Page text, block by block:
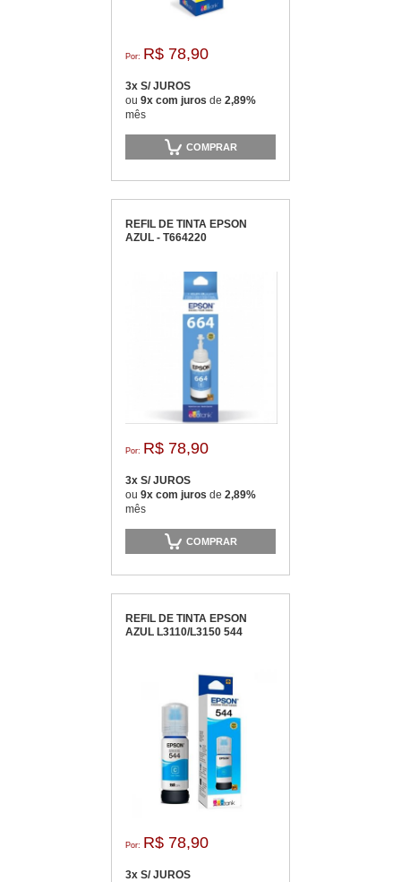
Por: R$ 78,90
3x S/ JUROS
ou 9x com juros de 2,89%
mês
COMPRAR
REFIL DE TINTA EPSON
AZUL - T664220
Por: R$ 78,90
3x S/ JUROS
ou 9x com juros de 2,89%
mês
COMPRAR
REFIL DE TINTA EPSON
AZUL L3110/L3150 544
Por: R$ 78,90
3x S/ JUROS